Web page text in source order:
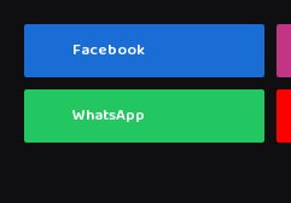
Facebook
WhatsApp